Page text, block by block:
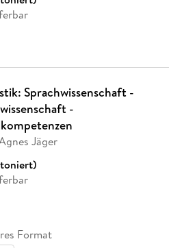
Sprachwissenschaft -
-
Jäger
Format